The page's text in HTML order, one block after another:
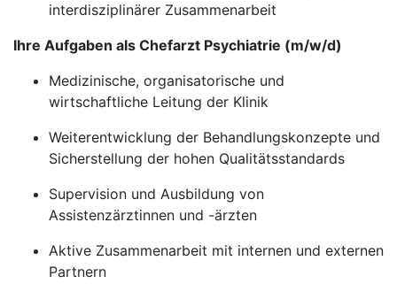
interdisziplinärer Zusammenarbeit
Ihre Aufgaben als Chefarzt Psychiatrie (m/w/d)
Medizinische, organisatorische und
wirtschaftliche Leitung der Klinik
Weiterentwicklung der Behandlungskonzepte und
Sicherstellung der hohen Qualitätsstandards
Supervision und Ausbildung von
Assistenzärztinnen und -ärzten
Aktive Zusammenarbeit mit internen und externen
Partnern